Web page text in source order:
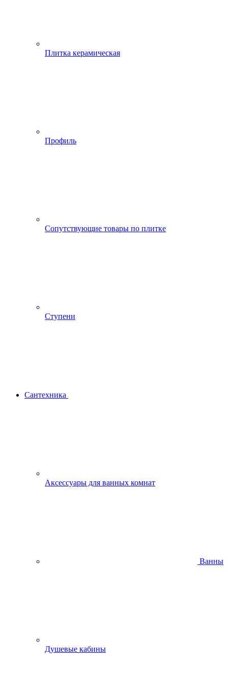
Плитка керамическая
Профиль
Сопутствующие товары по плитке
Ступени
Сантехника
Аксессуары для ванных комнат
Ванны
Душевые кабины